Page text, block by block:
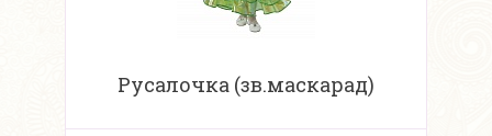
Русалочка (зв.маскарад)